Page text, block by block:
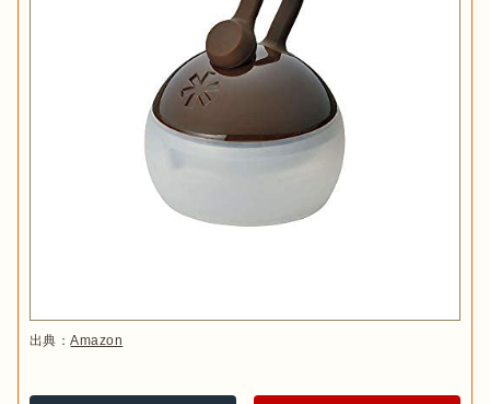
出典：Amazon